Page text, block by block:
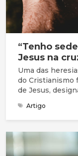
“Tenho
Jesus na
Uma das
do Cristianismo
de Jesus,
Artigo